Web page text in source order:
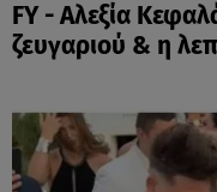
FY - Αλεξία
ζευγαριού & η